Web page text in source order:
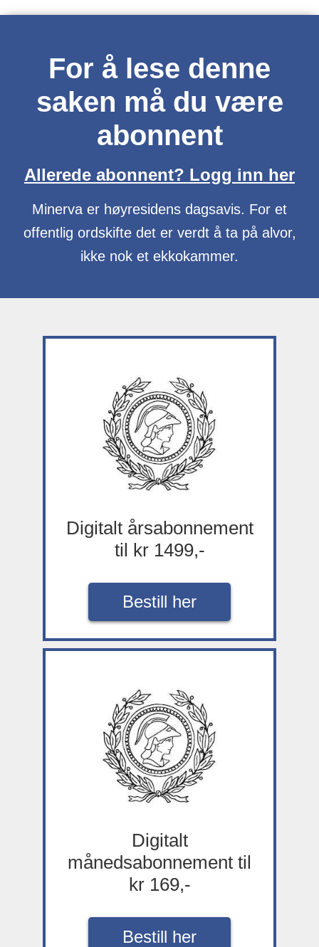
For å lese denne
saken må du være
abonnent
Allerede abonnent? Logg inn her
Minerva er høyresidens dagsavis. For et
offentlig ordskifte det er verdt å ta på alvor,
ikke nok et ekkokammer.
Digitalt årsabonnement
til kr 1499,-
Bestill her
Digitalt
månedsabonnement til
kr 169,-
Bestill her